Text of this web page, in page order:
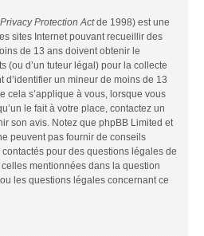
Protection Actde 1998) est une
sites Internet pouvant recueillir des
de 13 ans doivent obtenir le
(ou d’un tuteur légal) pour la collecte
d’identifier un mineur de moins de 13
cela s’applique à vous, lorsque vous
le fait à votre place, contactez un
son avis. Notez que phpBB Limited et
peuvent pas fournir de conseils
pour des questions légales de
mentionnées dans la question
les questions légales concernant ce